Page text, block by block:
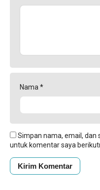
Nama *
Simpan nama, email, dan
untuk komentar saya